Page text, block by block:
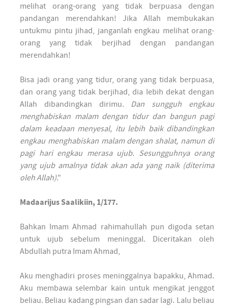
melihat orang-orang yang tidak berpuasa dengan
pandangan merendahkan! Jika Allah membukakan
untukmu pintu jihad, janganlah engkau melihat orang-
orang yang tidak berjihad dengan pandangan
merendahkan!
Bisa jadi orang yang tidur, orang yang tidak berpuasa,
dan orang yang tidak berjihad, dia lebih dekat dengan
Allah dibandingkan dirimu. Dan sungguh engkau
menghabiskan malam dengan tidur dan bangun pagi
dalam keadaan menyesal, itu lebih baik dibandingkan
engkau menghabiskan malam dengan shalat, namun di
pagi hari engkau merasa ujub. Sesungguhnya orang
yang ujub amalnya tidak akan ada yang naik (diterima
oleh Allah)."
Madaarijus Saalikiin, 1/177.
Bahkan Imam Ahmad rahimahullah pun digoda setan
untuk ujub sebelum meninggal. Diceritakan oleh
Abdullah putra Imam Ahmad,
Aku menghadiri proses meninggalnya bapakku, Ahmad.
Aku membawa selembar kain untuk mengikat jenggot
beliau. Beliau kadang pingsan dan sadar lagi. Lalu beliau